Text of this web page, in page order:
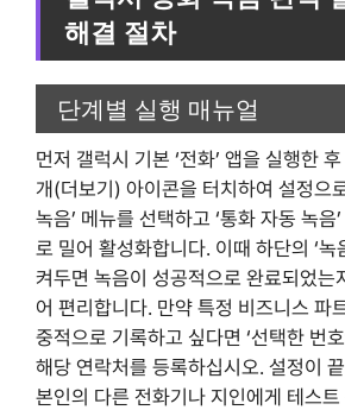
해결 절차
단계별 실행 매뉴얼
먼저 갤럭시 기본 ‘전화’ 앱을 실행한
개(더보기) 아이콘을 터치하여 설정으
녹음’ 메뉴를 선택하고 ‘통화 자동 녹음
로 밀어 활성화합니다. 이때 하단의 ‘녹
켜두면 녹음이 성공적으로 완료되었는
어 편리합니다. 만약 특정 비즈니스 파
중적으로 기록하고 싶다면 ‘선택한 번
해당 연락처를 등록하십시오. 설정이
본인의 다른 전화기나 지인에게 테스